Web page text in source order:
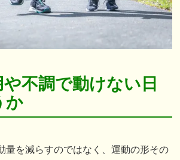
不調で動けない日
か
量を減らすのではなく、運動の形その